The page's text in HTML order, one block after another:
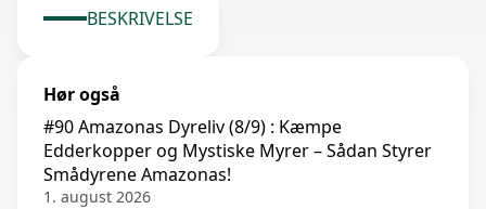
BESKRIVELSE
Hør også
#90 Amazonas Dyreliv (8/9) : Kæmpe
Edderkopper og Mystiske Myrer – Sådan Styrer
Smådyrene Amazonas!
1. august 2026